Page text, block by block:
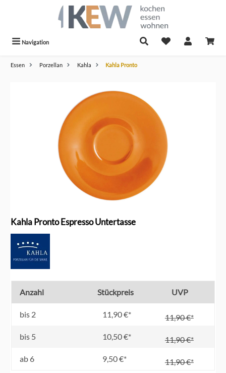
Navigation
Essen Porzellan Kahla Kahla Pronto
Kahla Pronto Espresso Untertasse
Anzahl Stückpreis UVP
bis 2 11,90 €*
11,90 €*
bis 5 10,50 €*
11,90 €*
ab 6 9,50 €* 11,90 €*